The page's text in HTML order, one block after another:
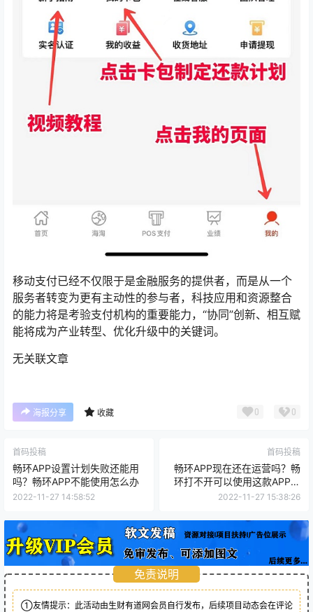
移动支付已经不仅限于是金融服务的提供者，而是从一个
服务者转变为更有主动性的参与者，科技应用和资源整合
的能力将是考验支付机构的重要能力，“协同”创新、相互赋
能将成为产业转型、优化升级中的关键词。
无关联文章
海报分享 收藏 0 0
首码投稿
畅环APP设置计划失败还能用
吗？畅环APP不能使用怎么办
2022-11-27 14:58:52
首码投稿
畅环APP现在还在运营吗？畅
环打不开可以使用这款APP更
靠谱
2022-11-27 15:38:26
免责说明
①友情提示：此活动由生财有道网会员自行发布，后续项目动态会在评论